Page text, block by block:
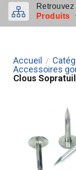
Retrouvez
Produits
Accueil /
Accessoires
Clous